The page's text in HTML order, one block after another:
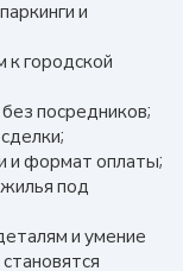
и
к городской
посредников;
и формат оплаты;
под
и умение